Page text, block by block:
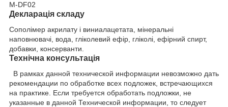
M-DF02
Декларація складу
Сополімер акрилату і виниалацетата, мінеральні
наповнювачі, вода, гліколевий ефір, гліколі, ефірний спирт,
добавки, консерванти.
Технічна консультація
В рамках данной технической информации невозможно дать
рекомендации по обработке всех подложек, встречающихся
на практике. Если требуется обработать подложки, не
указанные в данной Технической информации, то следует